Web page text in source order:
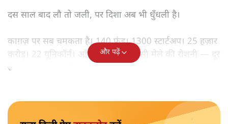
दस साल बाद लौ तो जली, पर दिशा अब भी धुँधली है।
काग़ज़ पर सब चमकता है। 140 फंड। 1300 स्टार्टअप। 25 हज़ार
करोड़। 22 यूनिकॉर्न। आँकड़े ऐसे जैसे किसी मेले की रोशनी — दूर
से चमकदार, पास से धुँधले।
और पढ़ें